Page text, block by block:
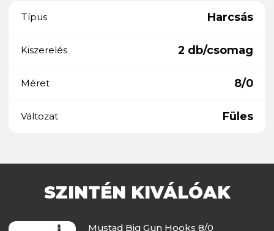
Típus Harcsás
Kiszerelés 2 db/csomag
Méret 8/0
Változat Füles
SZINTÉN KIVÁLÓAK
Mustad Big Gun Hooks 8/0